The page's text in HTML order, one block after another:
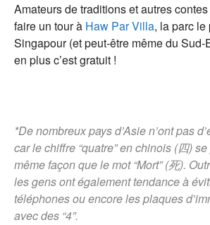
Amateurs de traditions et autres
faire un tour à Haw Par Villa, la parc
Singapour (et peut-être même du Sud-
en plus c’est gratuit !
*De nombreux pays d’Asie n’ont pas
car le chiffre “quatre” en chinois (四)
même façon que le mot “Mort” (死).
les gens ont également tendance à
téléphones ou encore les plaques
avec des “4”.